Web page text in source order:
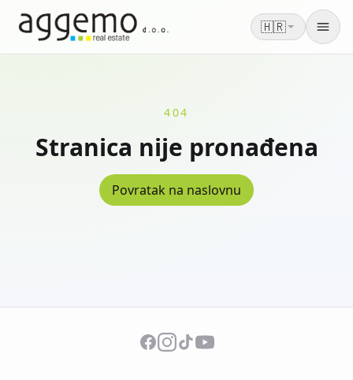
🇭🇷
404
Stranica nije pronađena
Povratak na naslovnu